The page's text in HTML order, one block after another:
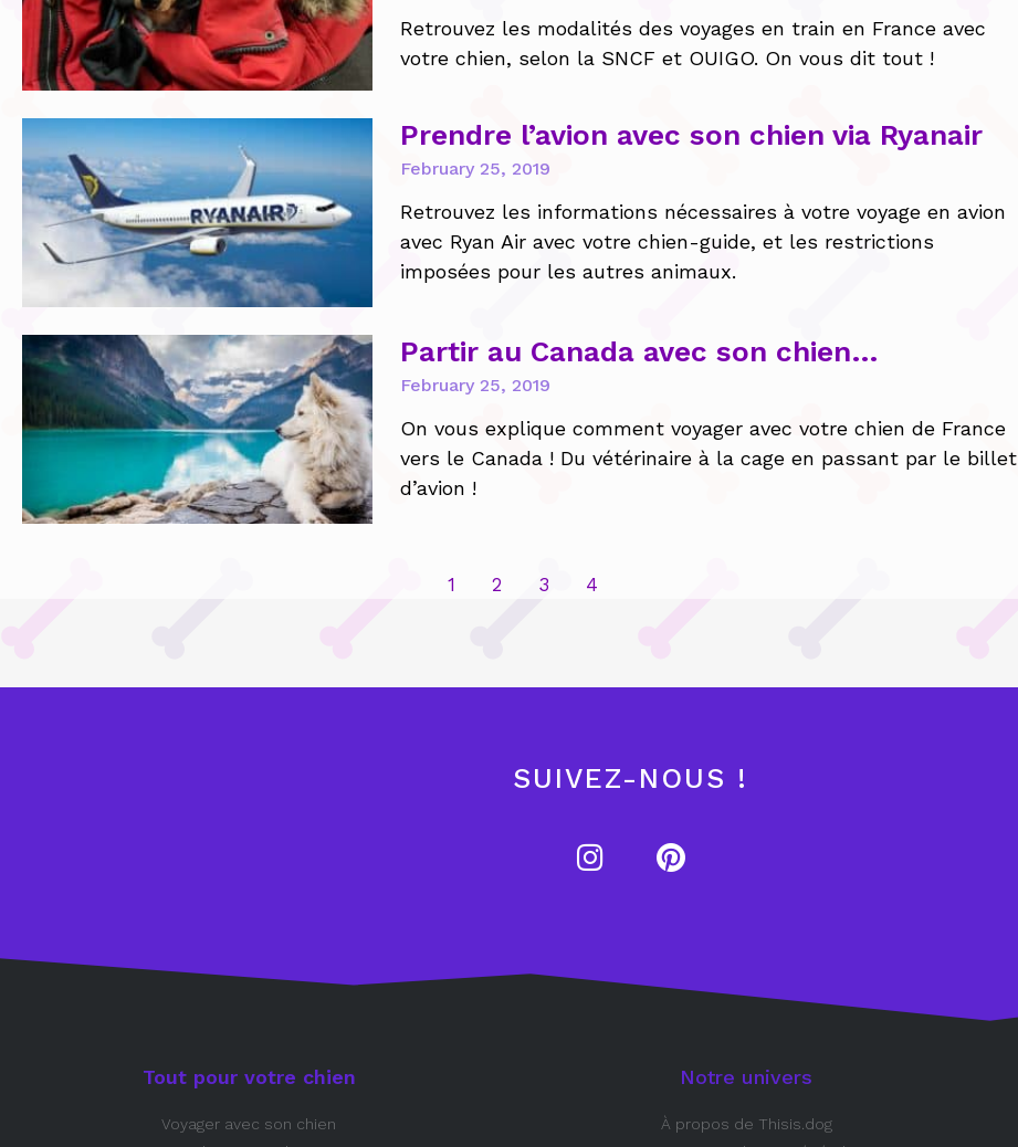
Retrouvez les modalités des voyages en train en France avec
votre chien, selon la SNCF et OUIGO. On vous dit tout !
Prendre l’avion avec son chien via Ryanair
February 25, 2019
Retrouvez les informations nécessaires à votre voyage en avion
avec Ryan Air avec votre chien-guide, et les restrictions
imposées pour les autres animaux.
Partir au Canada avec son chien…
February 25, 2019
On vous explique comment voyager avec votre chien de France
vers le Canada ! Du vétérinaire à la cage en passant par le billet
d’avion !
1 2 3 4
SUIVEZ-NOUS !
Tout pour votre chien
Voyager avec son chien
Notre univers
À propos de Thisis.dog